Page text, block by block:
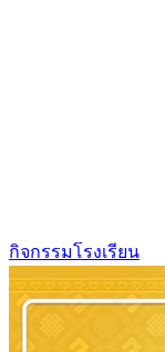
กิจกรรมโรงเรียน